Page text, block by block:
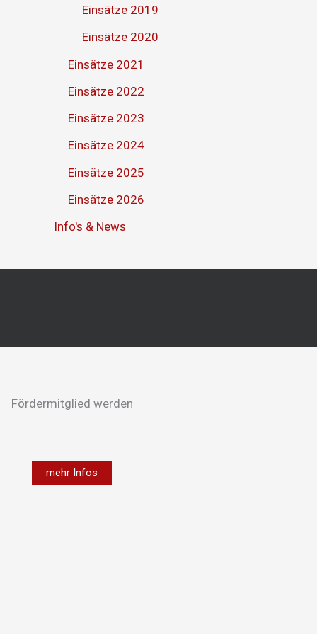
Einsätze 2019
Einsätze 2020
Einsätze 2021
Einsätze 2022
Einsätze 2023
Einsätze 2024
Einsätze 2025
Einsätze 2026
Info's & News
Fördermitglied werden
mehr Infos